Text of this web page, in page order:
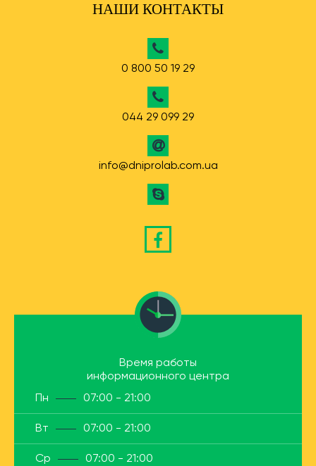
НАШИ КОНТАКТЫ
0 800 50 19 29
044 29 099 29
info@dniprolab.com.ua
Время работы
информационного центра
Пн
07:00 - 21:00
Вт 07:00 - 21:00
Ср 07:00 - 21:00